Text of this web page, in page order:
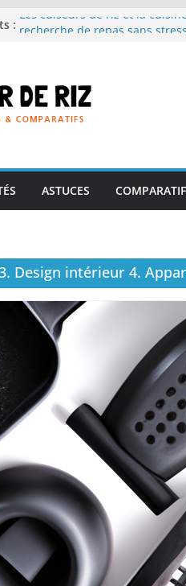
: Les cuiseurs de riz et la
Les cuiseurs de riz pour les
en grande quantité.
Les cuiseurs de riz et la
réconfortants.
ASTUCES
Design intérieur 4.